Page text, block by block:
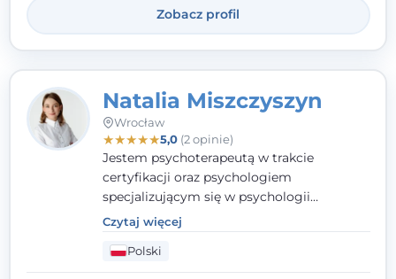
Zobacz profil
Natalia Miszczyszyn
Wrocław
★★★★★5,0(2 opinie)
Jestem psychoterapeutą w trakcie
certyfikacji oraz psychologiem
specjalizującym się w psychologii
klinicznej. Ukończyłam również studia
podyplomowe z Praktycznej Diagnozy
Psychologicznej. Aktywnie uczestniczę w
działalności Polskiego Towarzystwa
Czytaj więcej
Polski